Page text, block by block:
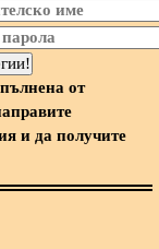
от
и да получите